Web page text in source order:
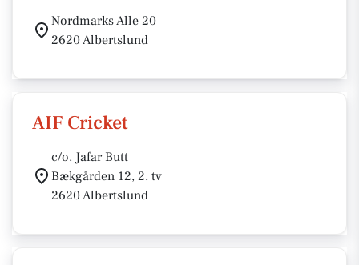
Nordmarks Alle 20
2620 Albertslund
AIF Cricket
c/o. Jafar Butt
Bækgården 12, 2. tv
2620 Albertslund